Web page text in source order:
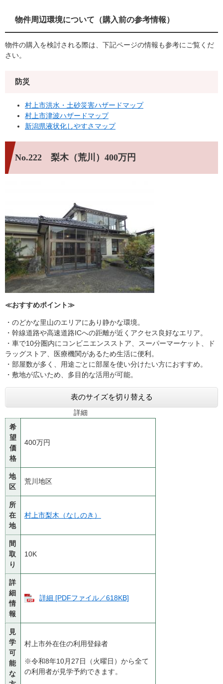
物件周辺環境について（購入前の参考情報）
物件の購入を検討される際は、下記ページの情報も参考にご覧くだ
さい。
防災
村上市洪水・土砂災害ハザードマップ
村上市津波ハザードマップ
新潟県液状化しやすさマップ
No.222 梨木（荒川）400万円
≪おすすめポイント≫
・のどかな里山のエリアにあり静かな環境。
・幹線道路や高速道路ICへの距離が近くアクセス良好なエリア。
・車で10分圏内にコンビニエンスストア、スーパーマーケット、ド
ラッグストア、医療機関があるため生活に便利。
・部屋数が多く、用途ごとに部屋を使い分けたい方におすすめ。
・敷地が広いため、多目的な活用が可能。
表のサイズを切り替える
詳細
希
望
価
格
400万円
地
区
荒川地区
所
在
地
村上市梨木（なしのき）
間
取
り
10K
詳
細
情
報
詳細 [PDFファイル／618KB]
見
学
可
能
な
村上市外在住の利用登録者
※令和8年10月27日（火曜日）から全て
の利用者が見学予約できます。